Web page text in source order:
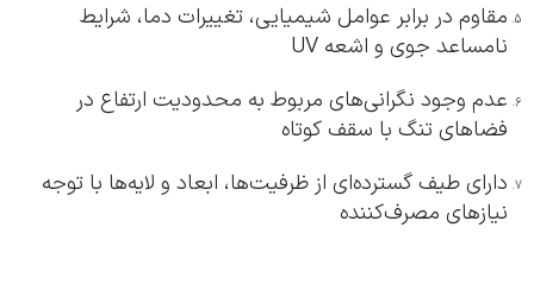
مقاوم در برابر عوامل شیمیایی، تغییرات دما، شرایط
نامساعد جوی و اشعه UV
عدم وجود نگرانی‌های مربوط به محدودیت ارتفاع در
فضاهای تنگ با سقف کوتاه
دارای طیف گسترده‌ای از ظرفیت‌ها، ابعاد و لایه‌ها با توجه
نیازهای مصرف‌کننده